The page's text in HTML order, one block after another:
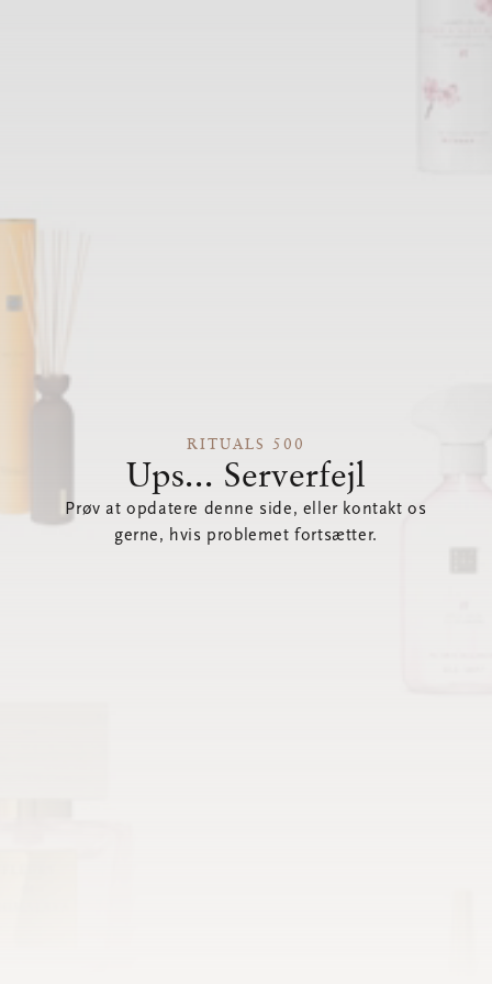
RITUALS 500
Ups... Serverfejl
Prøv at opdatere denne side, eller kontakt os
gerne, hvis problemet fortsætter.